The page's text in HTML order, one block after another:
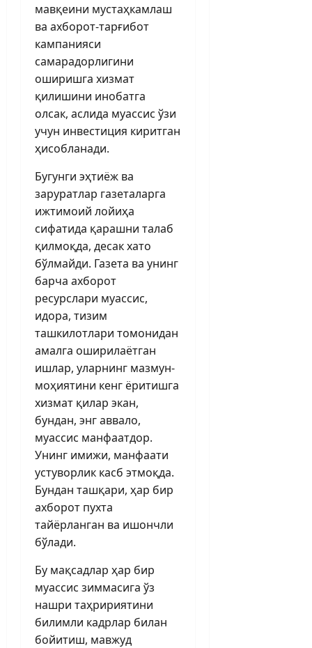
мавқеини мустаҳкамлаш
ва ахборот-тарғибот
кампанияси
самарадорлигини
оширишга хизмат
қилишини инобатга
олсак, аслида муассис ўзи
учун инвестиция киритган
ҳисобланади.
Бугунги эҳтиёж ва
заруратлар газеталарга
ижтимоий лойиҳа
сифатида қарашни талаб
қилмоқда, десак хато
бўлмайди. Газета ва унинг
барча ахборот
ресурслари муассис,
идора, тизим
ташкилотлари томонидан
амалга оширилаётган
ишлар, уларнинг мазмун-
моҳиятини кенг ёритишга
хизмат қилар экан,
бундан, энг аввало,
муассис манфаатдор.
Унинг имижи, манфаати
устуворлик касб этмоқда.
Бундан ташқари, ҳар бир
ахборот пухта
тайёрланган ва ишончли
бўлади.
Бу мақсадлар ҳар бир
муассис зиммасига ўз
нашри таҳририятини
билимли кадрлар билан
бойитиш, мавжуд